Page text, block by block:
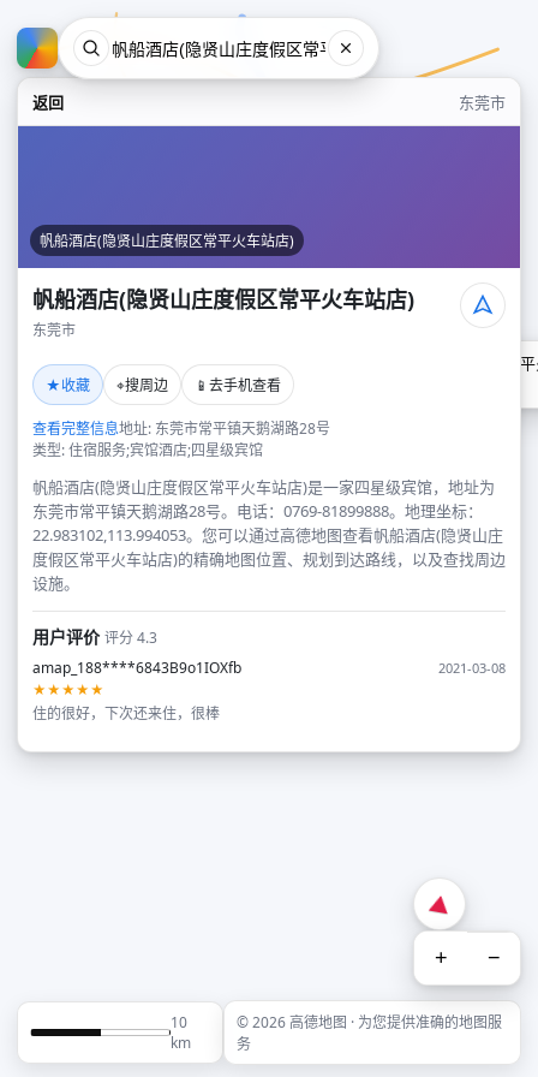
返回 东莞市
帆船酒店(隐贤山庄度假区常平火车站店)
帆船酒店(隐贤山庄度假区常平火车站店)
东莞市
★收藏 ⌖搜周边 📱 去手机查看
查看完整信息地址: 东莞市常平镇天鹅湖路28号
类型: 住宿服务;宾馆酒店;四星级宾馆
帆船酒店(隐贤山庄度假区常平火车站店)是一家四星级宾馆，地址为
东莞市常平镇天鹅湖路28号。电话：0769-81899888。地理坐标：
22.983102,113.994053。您可以通过高德地图查看帆船酒店(隐贤山庄
度假区常平火车站店)的精确地图位置、规划到达路线，以及查找周边
设施。
用户评价评分 4.3
amap_188****6843B9o1IOXfb
2021-03-08
★★★★★
住的很好，下次还来住，很棒
帆船酒店(隐贤山庄度假区常
+ −
10
km
© 2026 高德地图 · 为您提供准确的地图服
务